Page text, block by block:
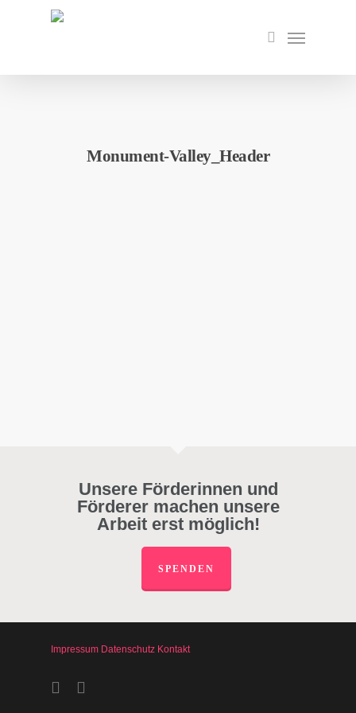
search
Menu
Monument-Valley_Header
Unsere Förderinnen und
Förderer machen unsere
Arbeit erst möglich!
SPENDEN
Impressum Datenschutz Kontakt
facebookinstagram